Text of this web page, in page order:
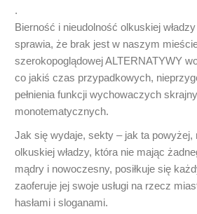
.
Bierność i nieudolność olkuskiej
sprawia, że brak jest w naszym
szerokopoglądowej ALTERNATYWY
co jakiś czas przypadkowych,
pełnienia funkcji wychowaczych
monotematycznych.
Jak się wydaje, sekty – jak ta powyżej,
olkuskiej władzy, która nie mając
mądry i nowoczesny, posiłkuje się
zaoferuje jej swoje usługi na rzecz
hasłami i sloganami.